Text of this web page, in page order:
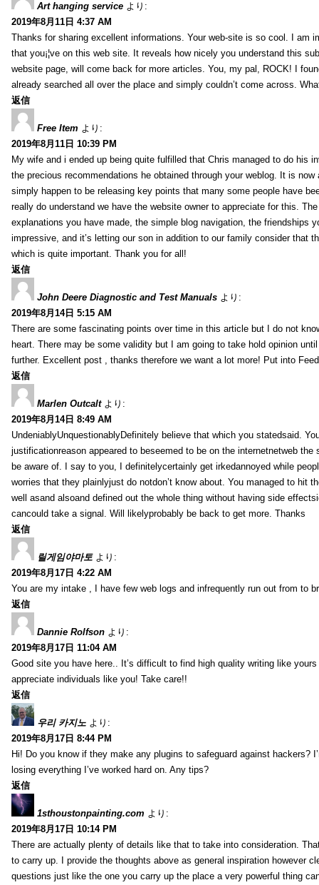
Art hanging service より:
2019年8月11日 4:37 AM
Thanks for sharing excellent informations. Your web-site is so cool. I am
that you¡¦ve on this web site. It reveals how nicely you understand this
website page, will come back for more articles. You, my pal, ROCK! I
already searched all over the place and simply couldn’t come across.
返信
Free Item より:
2019年8月11日 10:39 PM
My wife and i ended up being quite fulfilled that Chris managed to do his
the precious recommendations he obtained through your weblog. It is now
simply happen to be releasing key points that many some people have
really do understand we have the website owner to appreciate for this.
explanations you have made, the simple blog navigation, the friendships
impressive, and it’s letting our son in addition to our family consider that
which is quite important. Thank you for all!
返信
John Deere Diagnostic and Test Manuals より:
2019年8月14日 5:15 AM
There are some fascinating points over time in this article but I do not
heart. There may be some validity but I am going to take hold opinion
further. Excellent post , thanks therefore we want a lot more! Put into
返信
Marlen Outcalt より:
2019年8月14日 8:49 AM
UndeniablyUnquestionablyDefinitely believe that which you statedsaid.
justificationreason appeared to beseemed to be on the internetnetweb
be aware of. I say to you, I definitelycertainly get irkedannoyed while
worries that they plainlyjust do notdon’t know about. You managed to hit
well asand alsoand defined out the whole thing without having side
cancould take a signal. Will likelyprobably be back to get more. Thanks
返信
릴게임야마토 より:
2019年8月17日 4:22 AM
You are my intake , I have few web logs and infrequently run out from to
返信
Dannie Rolfson より:
2019年8月17日 11:04 AM
Good site you have here.. It’s difficult to find high quality writing like
appreciate individuals like you! Take care!!
返信
우리 카지노 より:
2019年8月17日 8:44 PM
Hi! Do you know if they make any plugins to safeguard against hackers?
losing everything I’ve worked hard on. Any tips?
返信
1sthoustonpainting.com より:
2019年8月17日 10:14 PM
There are actually plenty of details like that to take into consideration.
to carry up. I provide the thoughts above as general inspiration however
questions just like the one you carry up the place a very powerful thing